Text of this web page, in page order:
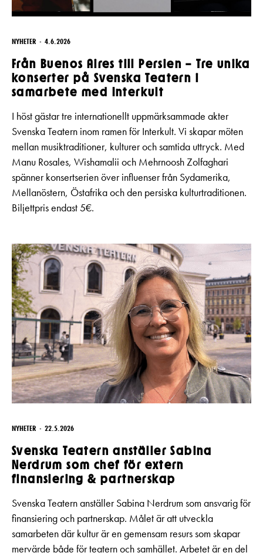
NYHETER 4.6.2026
Från Buenos Aires till Persien – Tre unika
konserter på Svenska Teatern i
samarbete med Interkult
I höst gästar tre internationellt uppmärksammade akter
Svenska Teatern inom ramen för Interkult. Vi skapar möten
mellan musiktraditioner, kulturer och samtida uttryck. Med
Manu Rosales, Wishamalii och Mehrnoosh Zolfaghari
spänner konsertserien över influenser från Sydamerika,
Mellanöstern, Östafrika och den persiska kulturtraditionen.
Biljettpris endast 5€.
NYHETER 22.5.2026
Svenska Teatern anställer Sabina
Nerdrum som chef för extern
finansiering & partnerskap
Svenska Teatern anställer Sabina Nerdrum som ansvarig för
finansiering och partnerskap. Målet är att utveckla
samarbeten där kultur är en gemensam resurs som skapar
mervärde både för teatern och samhället. Arbetet är en del